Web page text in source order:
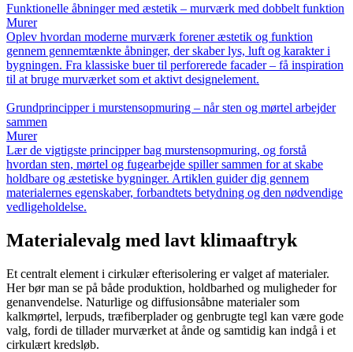
Funktionelle åbninger med æstetik – murværk med dobbelt funktion
Murer
Oplev hvordan moderne murværk forener æstetik og funktion
gennem gennemtænkte åbninger, der skaber lys, luft og karakter i
bygningen. Fra klassiske buer til perforerede facader – få inspiration
til at bruge murværket som et aktivt designelement.
Grundprincipper i murstensopmuring – når sten og mørtel arbejder
sammen
Murer
Lær de vigtigste principper bag murstensopmuring, og forstå
hvordan sten, mørtel og fugearbejde spiller sammen for at skabe
holdbare og æstetiske bygninger. Artiklen guider dig gennem
materialernes egenskaber, forbandtets betydning og den nødvendige
vedligeholdelse.
Materialevalg med lavt klimaaftryk
Et centralt element i cirkulær efterisolering er valget af materialer.
Her bør man se på både produktion, holdbarhed og muligheder for
genanvendelse. Naturlige og diffusionsåbne materialer som
kalkmørtel, lerpuds, træfiberplader og genbrugte tegl kan være gode
valg, fordi de tillader murværket at ånde og samtidig kan indgå i et
cirkulært kredsløb.